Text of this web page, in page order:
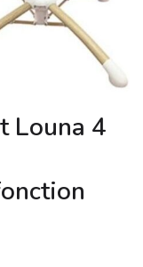
Louna 4